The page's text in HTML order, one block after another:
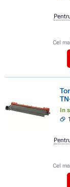
Cel
In
Cel